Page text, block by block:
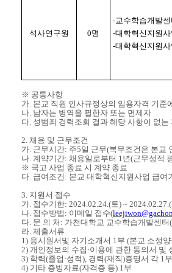
석사연구원 0명
-교수학습개발센
-대학혁신지원사
-대학혁신지원
※ 공통사항
가. 본교 직원 인사규정상의 임용자격 기준
나. 남자는 병역을 필한자 또는 면제자
다. 성범죄 경력조회 결과 해당 사항이 없는
2. 채용 및 근무조건
가. 근무시간: 주5일 근무(복무조건은 본교
나. 계약기간: 채용일로부터 1년(근무성적
※ 국고 사업 종료 시 계약 종료
다. 급여조건 : 본교 대학혁신지원사업 급여
3. 지원서 접수
가. 접수기한: 2024.02.24.(토) ~ 2024.02.27.(
나. 접수방법 : 이메일 접수(
다. 문 의 처 : 가천대학교 교수학습개발센터
라. 제출서류
1) 응시원서및 자기소개서 1부 (본교 소정양
2) 개인정보의 수집 ·이용에 관한 동의서 및
3) 학력(졸업 ·성적), 경력(재직)증명서 각 1부
4) 기타 증빙자료(자격증 등) 1부